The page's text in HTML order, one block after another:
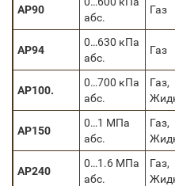
AP90
абс.
Газ
AP94
0…630 кПа
абс.
Газ
AP100.
0…700 кПа
абс.
Газ,
AP150
0…1 МПа
абс.
Газ,
AP240
0…1.6 МПа
абс.
Газ,